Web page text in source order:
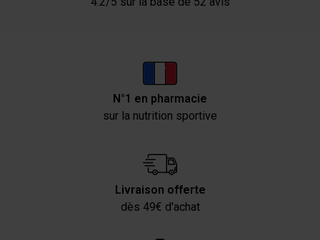
Les cookies nous permettent de personnaliser le contenu
partenaires de médias sociaux, de publicité et analyse,
qui peuvent combiner celles-ci avec des informations
N°1 en pharmacie
sur la nutrition sportive
Livraison offerte
dès 49€ d'achat